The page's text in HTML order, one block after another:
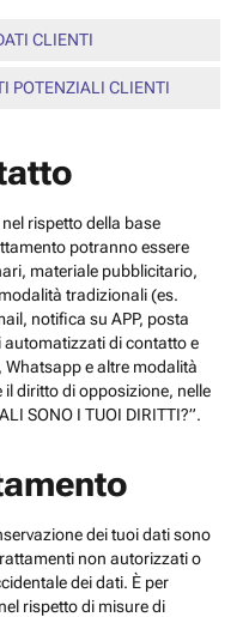
CLIENTI
POTENZIALI CLIENTI
rispetto della base
potranno essere
materiale pubblicitario,
tradizionali (es.
notifica su APP, posta
di contatto e
e altre modalità
diritto di opposizione, nelle
SONO I TUOI DIRITTI?”.
dei tuoi dati sono
non autorizzati o
dei dati. È per
rispetto di misure di